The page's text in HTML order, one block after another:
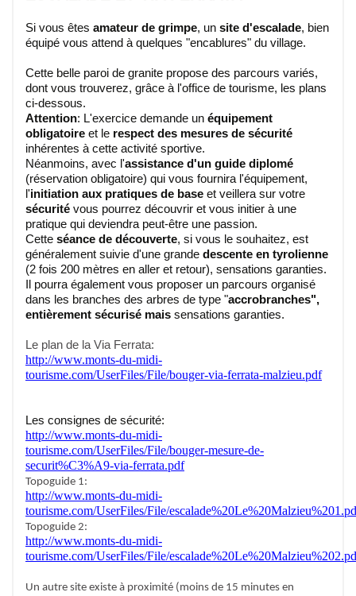
Si vous êtes amateur de grimpe, un site d'escalade, bien
équipé vous attend à quelques "encablures" du village.
Cette belle paroi de granite propose des parcours variés,
dont vous trouverez, grâce à l'office de tourisme, les plans
ci-dessous.
Attention: L'exercice demande un équipement
obligatoire et le respect des mesures de sécurité
inhérentes à cette activité sportive.
Néanmoins, avec l'assistance d'un guide diplomé
(réservation obligatoire) qui vous fournira l'équipement,
l'initiation aux pratiques de base et veillera sur votre
sécurité vous pourrez découvrir et vous initier à une
pratique qui deviendra peut-être une passion.
Cette séance de découverte, si vous le souhaitez, est
généralement suivie d'une grande descente en tyrolienne
(2 fois 200 mètres en aller et retour), sensations garanties.
Il pourra également vous proposer un parcours organisé
dans les branches des arbres de type "accrobranches",
entièrement sécurisé mais sensations garanties.
Le plan de la Via Ferrata:
http://www.monts-du-midi-
tourisme.com/UserFiles/File/bouger-via-ferrata-malzieu.pdf
Les consignes de sécurité:
http://www.monts-du-midi-
tourisme.com/UserFiles/File/bouger-mesure-de-
securit%C3%A9-via-ferrata.pdf
Topoguide 1:
http://www.monts-du-midi-
tourisme.com/UserFiles/File/
Topoguide 2:
http://www.monts-du-midi-
tourisme.com/UserFiles/File/
Un autre site existe à proximité (moins de 15 minutes en